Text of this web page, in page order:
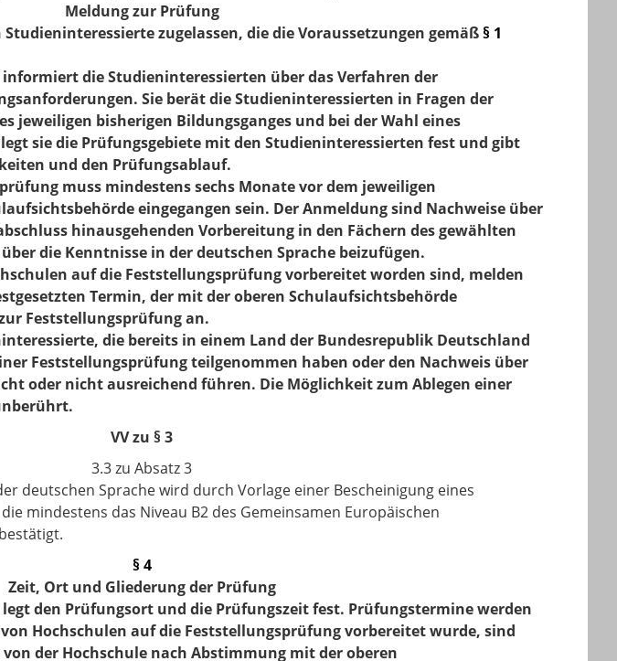
Meldung zur Prüfung
zugelassen, die die Voraussetzungen gemäß§ 1
die Studieninteressierten über das Verfahren der
Sie berät die Studieninteressierten in Fragen der
jeweiligen bisherigen Bildungsganges und bei der Wahl eines
sie die Prüfungsgebiete mit den Studieninteressierten fest und gibt
und den Prüfungsablauf.
muss mindestens sechs Monate vor dem jeweiligen
eingegangen sein. Der Anmeldung sind Nachweise über
hinausgehenden Vorbereitung in den Fächern des gewählten
die Kenntnisse in der deutschen Sprache beizufügen.
auf die Feststellungsprüfung vorbereitet worden sind, melden
Termin, der mit der oberen Schulaufsichtsbehörde
Feststellungsprüfung an.
die bereits in einem Land der Bundesrepublik Deutschland
Feststellungsprüfung teilgenommen haben oder den Nachweis über
oder nicht ausreichend führen. Die Möglichkeit zum Ablegen einer
VV zu § 3
3.3 zu Absatz 3
deutschen Sprache wird durch Vorlage einer Bescheinigung eines
mindestens das Niveau B2 des Gemeinsamen Europäischen
§ 4
Zeit, Ort und Gliederung der Prüfung
den Prüfungsort und die Prüfungszeit fest. Prüfungstermine werden
Hochschulen auf die Feststellungsprüfung vorbereitet wurde, sind
der Hochschule nach Abstimmung mit der oberen